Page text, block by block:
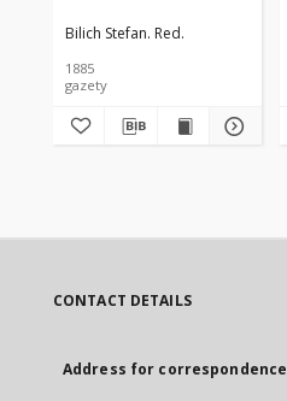
R.15 Nr285
Bilich Stefan. Red.
1885
gazety
CONTACT DETAILS
Address for correspondence